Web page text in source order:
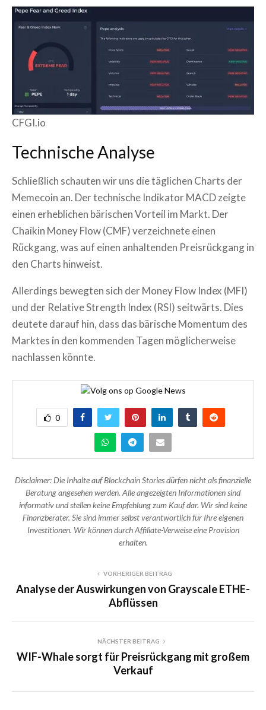
CFGI.io
Technische Analyse
Schließlich schauten wir uns die täglichen Charts der
Memecoin an. Der technische Indikator MACD zeigte
einen erheblichen bärischen Vorteil im Markt. Der
Chaikin Money Flow (CMF) verzeichnete einen
Rückgang, was auf einen anhaltenden Preisrückgang in
den Charts hinweist.
Allerdings bewegten sich der Money Flow Index (MFI)
und der Relative Strength Index (RSI) seitwärts. Dies
deutete darauf hin, dass das bärische Momentum des
Marktes in den kommenden Tagen möglicherweise
nachlassen könnte.
0
Disclaimer: Die Inhalte auf Blockchain Stories dürfen nicht als finanzielle
Beratung angesehen werden. Alle angezeigten Informationen sind
informativ und stellen keine Empfehlung zum Kauf dar. Wir sind keine
Finanzberater. Sie sind immer selbst verantwortlich für Ihre eigenen
Investitionen. Wir können durch Affiliate-Verweise eine Provision
erhalten.
VORHERIGER BEITRAG
Analyse der Auswirkungen von Grayscale ETHE-
Abflüssen
NÄCHSTER BEITRAG
WIF-Whale sorgt für Preisrückgang mit großem
Verkauf